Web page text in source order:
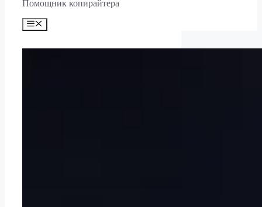
Помощник копирайтера
Меню